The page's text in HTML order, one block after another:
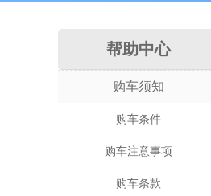
帮助中心
购车须知
购车条件
购车注意事项
购车条款